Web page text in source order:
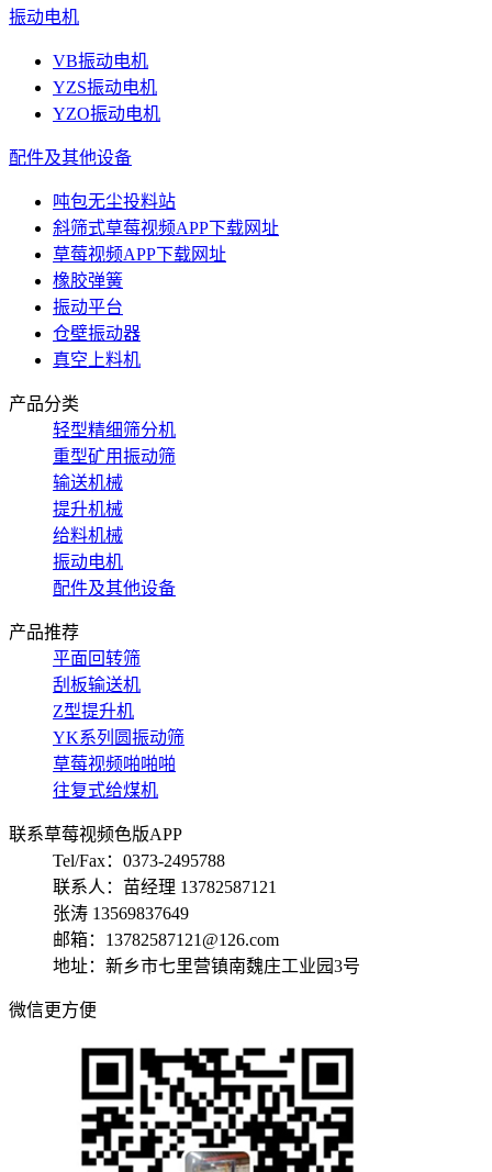
振动电机
VB振动电机
YZS振动电机
YZO振动电机
配件及其他设备
吨包无尘投料站
斜筛式草莓视频APP下载网址
草莓视频APP下载网址
橡胶弹簧
振动平台
仓壁振动器
真空上料机
产品分类
轻型精细筛分机
重型矿用振动筛
输送机械
提升机械
给料机械
振动电机
配件及其他设备
产品推荐
平面回转筛
刮板输送机
Z型提升机
YK系列圆振动筛
草莓视频啪啪啪
往复式给煤机
联系草莓视频色版APP
Tel/Fax：0373-2495788
联系人：苗经理 13782587121
张涛 13569837649
邮箱：13782587121@126.com
地址：新乡市七里营镇南魏庄工业园3号
微信更方便